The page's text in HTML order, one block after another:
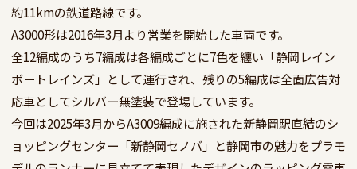
約11kmの鉄道路線です。
A3000形は2016年3月より営業を開始した車両です。
全12編成のうち7編成は各編成ごとに7色を纏い「静岡レイン
ボートレインズ」として運行され、残りの5編成は全面広告対
応車としてシルバー無塗装で登場しています。
今回は2025年3月からA3009編成に施された新静岡駅直結のシ
ョッピングセンター「新静岡セノバ」と静岡市の魅力をプラモ